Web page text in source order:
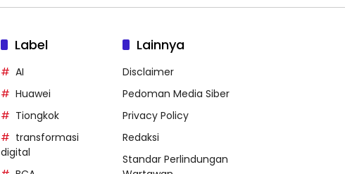
Label
AI
Huawei
Tiongkok
transformasi
digital
Lainnya
Disclaimer
Pedoman Media Siber
Privacy Policy
Redaksi
Standar Perlindungan